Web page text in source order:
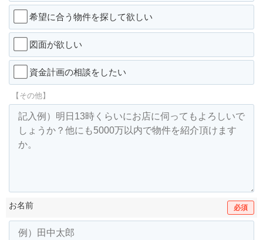
希望に合う物件を探して欲しい
図面が欲しい
資金計画の相談をしたい
【その他】
お名前 必須